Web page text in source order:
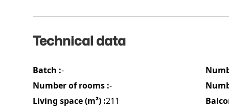
Technical data
Batch :-
Number of rooms :-
Living space (m²) :211